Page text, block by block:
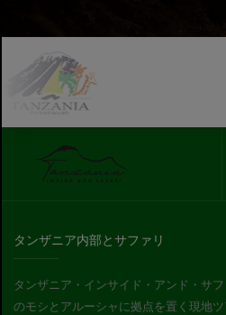
タンザニア内部とサファリ
タンザニア・インサイド・アンド・サ
のモシとアルーシャに拠点を置く現地